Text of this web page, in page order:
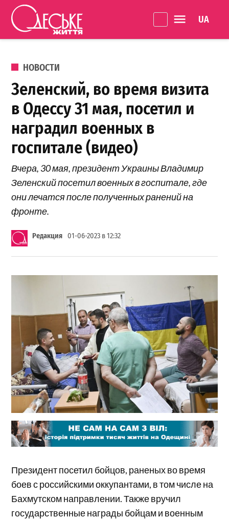
Перейти к содержанию
життя
ОПУБЛИКОВАНО В
НОВОСТИ
Зеленский, во время визита
в Одессу 31 мая, посетил и
наградил военных в
госпитале (видео)
Вчера, 30 мая, президент Украины Владимир
Зеленский посетил военных в госпитале, где
они лечатся после полученных ранений на
фронте.
Редакция 01-06-2023 в 12:32
Президент посетил бойцов, раненых во время
боев с российскими оккупантами, в том числе на
Бахмутском направлении. Также вручил
государственные награды бойцам и военным